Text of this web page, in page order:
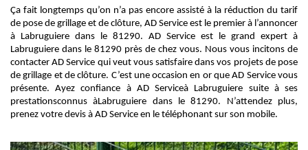
Ça fait longtemps qu’on n’a pas encore assisté à la réduction du tarif
de pose de grillage et de clôture, AD Service est le premier à l’annoncer
à Labruguiere dans le 81290. AD Service est le grand expert à
Labruguiere dans le 81290 près de chez vous. Nous vous incitons de
contacter AD Service qui veut vous satisfaire dans vos projets de pose
de grillage et de clôture. C’est une occasion en or que AD Service vous
présente. Ayez confiance à AD Serviceà Labruguiere suite à ses
prestationsconnus àLabruguiere dans le 81290. N’attendez plus,
prenez votre devis à AD Service en le téléphonant sur son mobile.